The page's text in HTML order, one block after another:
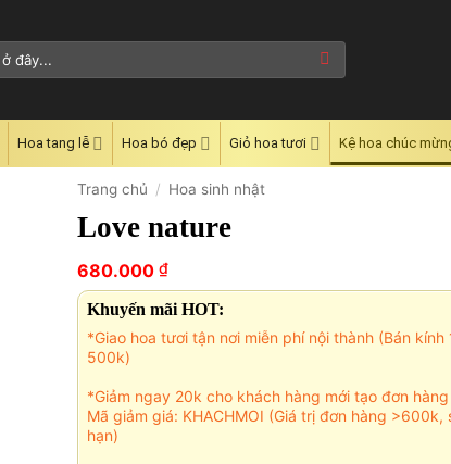
Hoa tang lễ Hoa bó đẹp Giỏ hoa tươi Kệ hoa chúc
Trang chủ / Hoa sinh nhật
Love nature
680.000 ₫
Khuyến mãi HOT:
*Giao hoa tươi tận nơi miễn phí nội thành (Bán kính
500k)
*Giảm ngay 20k cho khách hàng mới tạo đơn
Mã giảm giá: KHACHMOI (Giá trị đơn hàng >600k,
hạn)